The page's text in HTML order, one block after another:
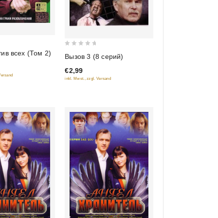
всех (Том 2)
of
5
Вызов 3 (8 серий)
€2,99
inkl. Mwst., zzgl. Versand